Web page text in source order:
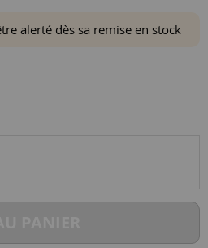
alerté dès sa remise en stock